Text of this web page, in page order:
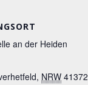
an der Heiden
, NRW 41372